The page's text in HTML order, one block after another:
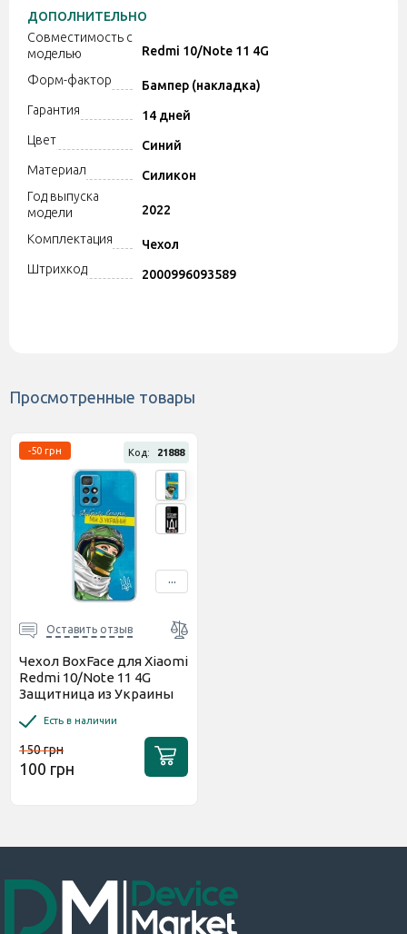
ДОПОЛНИТЕЛЬНО
Совместимость с
моделью
Redmi 10/Note 11 4G
Форм-фактор
Бампер (накладка)
Гарантия
14 дней
Цвет
Синий
Материал
Силикон
Год выпуска
модели
2022
Комплектация
Чехол
Штрихкод
2000996093589
Просмотренные товары
...
Код: 21888
-50 грн
Оставить отзыв
Чехол BoxFace для Xiaomi
Redmi 10/Note 11 4G
Защитница из Украины
Есть в наличии
150 грн
100 грн